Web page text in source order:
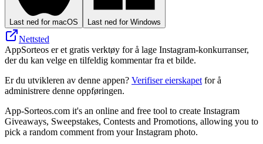
Last ned for macOS Last ned for Windows
Nettsted
AppSorteos er et gratis verktøy for å lage Instagram-konkurranser,
der du kan velge en tilfeldig kommentar fra et bilde.
Er du utvikleren av denne appen? Verifiser eierskapet for å
administrere denne oppføringen.
App-Sorteos.com it's an online and free tool to create Instagram
Giveaways, Sweepstakes, Contests and Promotions, allowing you to
pick a random comment from your Instagram photo.